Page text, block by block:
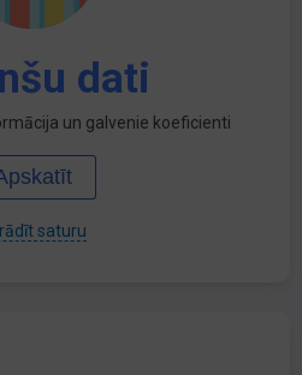
dati
un galvenie koeficienti
saturu